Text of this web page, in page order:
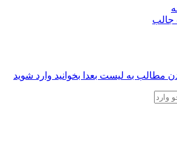
جالب
مطالب به لیست بعدا بخوانید وارد شوید